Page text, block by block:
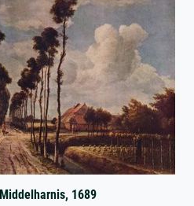
1689